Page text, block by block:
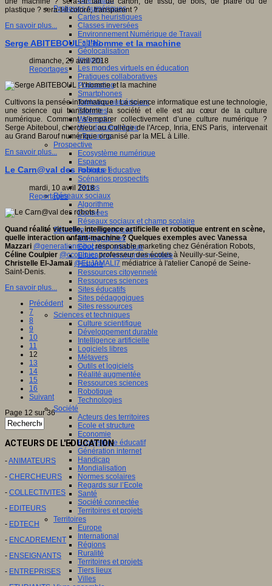
Pratiques numériques
Cartes heuristiques
Classes inversées
Environnement Numérique de Travail
Fablab
Géolocalisation
Images
Les mondes virtuels en éducation
Pratiques collaboratives
Podcasting
Smartphones
Tableaux numériques
Tablettes
Web radio
Webdocumentaire
eTwinning
Prospective
Ecosystème numérique
Espaces
Politique éducative
Scénarios prospectifs
Temps
Réseaux sociaux
Algorithme
Données
Réseaux sociaux et champ scolaire
Sélection de ressources
Bibliographies
Education artistique
Education environnementale
Histoire
Ressources citoyenneté
Ressources sciences
Sites éducatifs
Sites pédagogiques
Sites ressources
Sciences et techniques
Culture scientifique
Développement durable
Intelligence artificielle
Logiciels libres
Métavers
Outils et logiciels
Réalité augmentée
Ressources sciences
Robotique
Technologies
Société
Acteurs des territoires
Ecole et structure
Economie
Ecosystème éducatif
Génération internet
Handicap
Mondialisation
Normes scolaires
Regards sur l’Ecole
Santé
Société connectée
Territoires et projets
Territoires
Europe
International
Régions
Ruralité
Territoires et projets
Tiers lieux
Villes
plastique ? sera-t-il coloré, transparent ?
En savoir plus...
Serge ABITEBOUL : l’homme et la machine
dimanche, 29 avril 2018
Reportages
Cultivons la pensée informatique ! La science informatique est une technologie,
une science qui transforme la société et elle est au cœur de la culture
numérique. Comment s’emparer collectivement d’une culture numérique ?
Serge Abiteboul, chercheur au Collège de l'Arcep, Inria, ENS Paris, intervenait
au Grand Barouf numérique organisé par la MEL à Lille.
En savoir plus...
Le Carn@val des robots !
mardi, 10 avril 2018
Reportages
Quand réalité virtuelle, intelligence artificielle et robotique entrent en scène,
quelle interaction enfant-machine ? Quelques exemples avec Vanessa
Mazzari @generationrobotresponsable marketing chez Génération Robots,
Céline Coulpier @ccoulpierprofesseur des écoles à Neuilly-sur-Seine,
Christelle El-Jamali @ELJAMALI7 médiatrice à l'atelier Canopé de Seine-
Saint-Denis.
En savoir plus...
Précédent
7
8
9
10
11
12
13
14
15
16
Suivant
Page 12 sur 36
ACTEURS DE L'EDUCATION
-ANIMATEURS
- CHERCHEURS
- COLLECTIVITES
- EDITEURS
- EDTECH
- ENCADREMENT
- ENSEIGNANTS
- ENTREPRISES